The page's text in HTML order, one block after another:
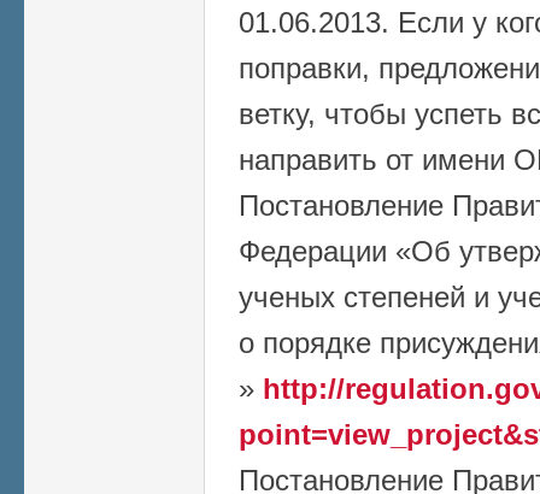
01.06.2013. Если у
поправки,
ветку, чтобы успеть
направить от имени
Постановление
Федерации «Об
ученых степеней и
о порядке
» http://
Постановление